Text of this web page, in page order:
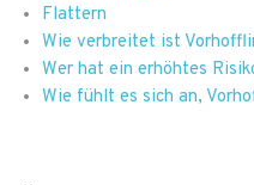
Flattern
Wie verbreitet ist
Wer hat ein erhöhtes
Wie fühlt es sich an,